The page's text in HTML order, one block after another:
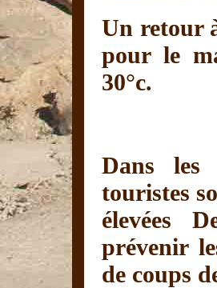
Un retour
pour le
30°c.
Dans les
touristes
élevées
prévenir
de coups